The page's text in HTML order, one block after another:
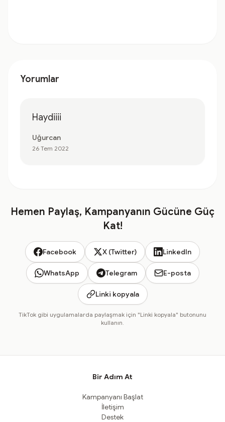
Yorumlar
Haydiiii
Uğurcan
26 Tem 2022
Hemen Paylaş, Kampanyanın Gücüne Güç
Kat!
Facebook X (Twitter) LinkedIn
WhatsApp Telegram E-posta
Linki kopyala
TikTok gibi uygulamalarda paylaşmak için "Linki kopyala" butonunu
kullanın.
Bir Adım At
Kampanyanı Başlat
İletişim
Destek